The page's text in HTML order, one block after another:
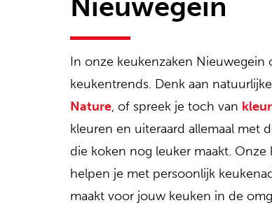
In onze keukenzaken Nieuwegein
keukentrends. Denk aan
Nature, of spreek je toch van
kleuren en uiteraard allemaal met
die koken nog leuker maakt.
helpen je met persoonlijk
maakt voor jouw keuken in de